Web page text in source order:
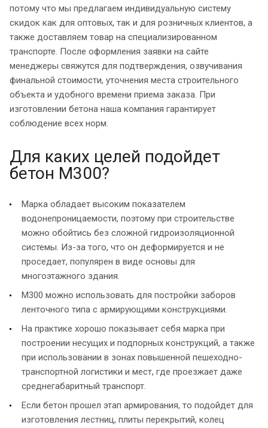
потому что мы предлагаем индивидуальную систему
скидок как для оптовых, так и для розничных клиентов, а
также доставляем товар на специализированном
транспорте. После оформления заявки на сайте
менеджеры свяжутся для подтверждения, озвучивания
финальной стоимости, уточнения места строительного
объекта и удобного времени приема заказа. При
изготовлении бетона наша компания гарантирует
соблюдение всех норм.
Для каких целей подойдет
бетон М300?
Марка обладает высоким показателем
водонепроницаемости, поэтому при строительстве
можно обойтись без сложной гидроизоляционной
системы. Из-за того, что он деформируется и не
проседает, популярен в виде основы для
многоэтажного здания.
М300 можно использовать для постройки заборов
ленточного типа с армирующими конструкциями.
На практике хорошо показывает себя марка при
построении несущих и подпорных конструкций, а также
при использовании в зонах повышенной пешеходно-
транспортной логистики и мест, где проезжает даже
среднегабаритный транспорт.
Если бетон прошел этап армирования, то подойдет для
изготовления лестниц, плиты перекрытий, колец